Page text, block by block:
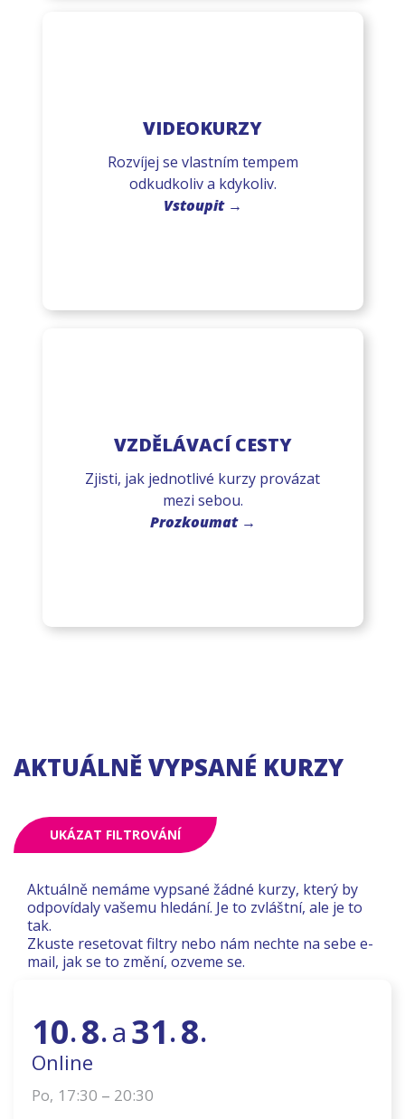
VIDEOKURZY
Rozvíjej se vlastním tempem
odkudkoliv a kdykoliv.
Vstoupit →
VZDĚLÁVACÍ CESTY
Zjisti, jak jednotlivé kurzy provázat
mezi sebou.
Prozkoumat →
AKTUÁLNĚ VYPSANÉ KURZY
UKÁZAT FILTROVÁNÍ
Aktuálně nemáme vypsané žádné kurzy, který by
odpovídaly vašemu hledání. Je to zvláštní, ale je to
tak.
Zkuste resetovat filtry nebo nám nechte na sebe e-
mail, jak se to změní, ozveme se.
10.8.a31.8.
Online
Po, 17:30 – 20:30